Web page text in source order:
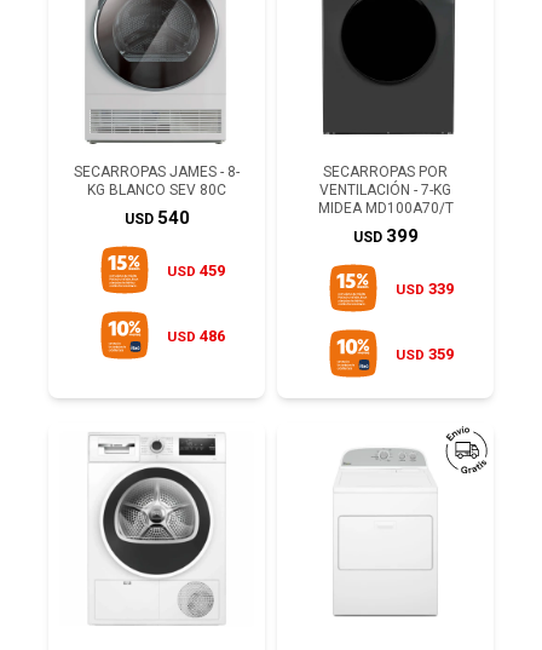
SECARROPAS JAMES - 8-
KG BLANCO SEV 80C
USD 540
USD 459
USD 486
SECARROPAS POR
VENTILACIÓN - 7-KG
MIDEA MD100A70/T
USD 399
USD 339
USD 359